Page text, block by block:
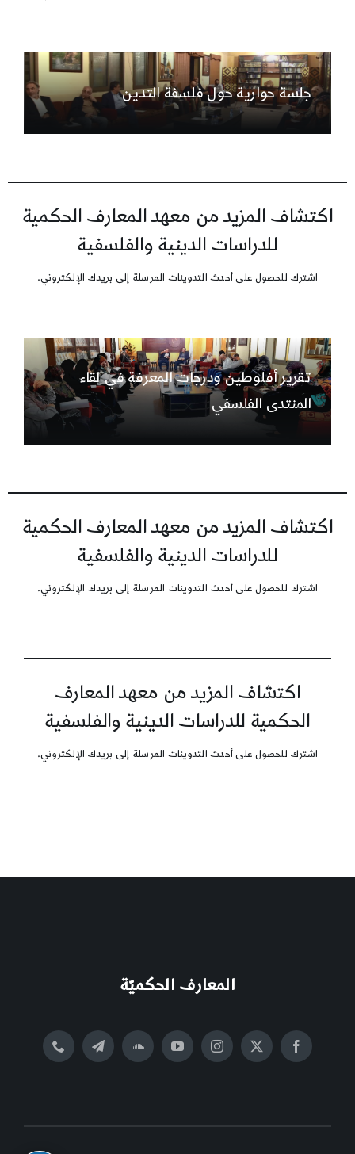
جلسة حوارية حول فلسفة التدين
اكتشاف المزيد من معهد المعارف الحكمية
للدراسات الدينية والفلسفية
اشترك للحصول على أحدث التدوينات المرسلة إلى بريدك الإلكتروني.
تقرير أفلوطين ودرجات المعرفة في لقاء
المنتدى الفلسفي
اكتشاف المزيد من معهد المعارف الحكمية
للدراسات الدينية والفلسفية
اشترك للحصول على أحدث التدوينات المرسلة إلى بريدك الإلكتروني.
اكتشاف المزيد من معهد المعارف
الحكمية للدراسات الدينية والفلسفية
اشترك للحصول على أحدث التدوينات المرسلة إلى بريدك الإلكتروني.
المعارف الحكميّة